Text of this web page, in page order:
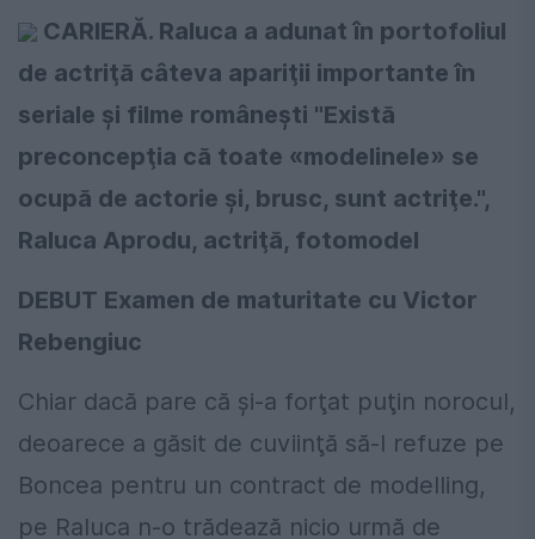
CARIERĂ. Raluca a adunat în portofoliul
de actriţă câteva apariţii importante în
seriale şi filme româneşti "Există
preconcepţia că toate «modelinele» se
ocupă de actorie şi, brusc, sunt actriţe.",
Raluca Aprodu, actriţă, fotomodel
DEBUT Examen de maturitate cu Victor
Rebengiuc
Chiar dacă pare că şi-a forţat puţin norocul,
deoarece a găsit de cuviinţă să-l refuze pe
Boncea pentru un contract de modelling,
pe Raluca n-o trădează nicio urmă de